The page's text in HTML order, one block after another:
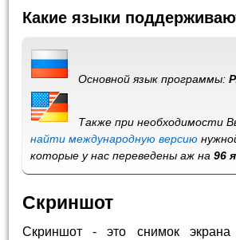
Какие языки
Основной язык программы:
Также при необходимости
найти международную версию
которые у нас переведены аж на96
Скриншот
Скриншот - это снимок